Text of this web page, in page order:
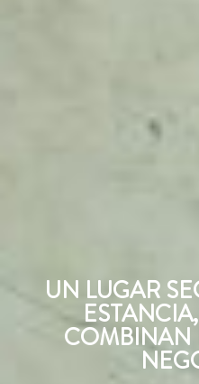
UN LUGAR
COMBINAN